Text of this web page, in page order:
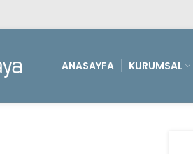
ANASAYFA KURUMSAL